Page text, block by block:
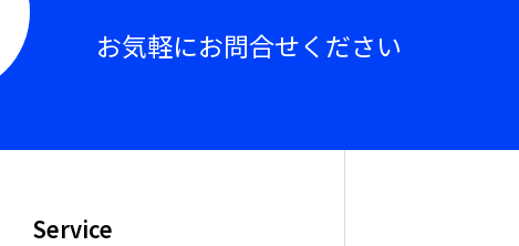
お気軽にお問合せください
Service